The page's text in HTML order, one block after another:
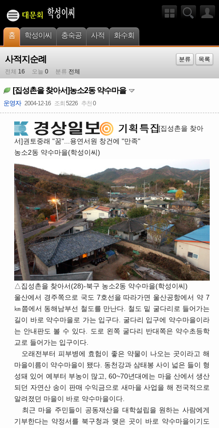
홈 학성이씨 충숙공 사적 화수회
사적지순례 분류
목록
전체 16 오늘 0 분류 전체
[집성촌을 찾아서]농소2동 약수마을
운영자 2004-12-16 조회 5226 추천 0
[집성촌을 찾아
서]권토중래 "꿈"...용연서원 창건에 "만족"
농소2동 약수마을(학성이씨)
△집성촌을 찾아서(28)-북구 농소2동 약수마을(학성이씨)
울산에서 경주쪽으로 국도 7호선을 따라가면 울산공항에서 약 7
㎞쯤에서 동해남부선 철도를 만난다. 철도 밑 굴다리로 들어가는
길이 바로 약수마을로 가는 입구다. 굴다리 입구에 약수마을이라
는 안내판도 볼 수 있다. 도로 왼쪽 굴다리 반대쪽은 약수초등학
교로 들어가는 입구이다.
오래전부터 피부병에 효험이 좋은 약물이 나오는 곳이라고 해
마을이름이 약수마을이 됐다. 동천강과 삼태봉 사이 넓은 들이 형
성돼 있어 예부터 부농이 많고, 60~70년대에는 마을 산에서 생산
되던 자연산 송이 판매 수익금으로 새마을 사업을 해 전국적으로
알려졌던 마을이 바로 약수마을이다.
최근 마을 주민들이 공동재산을 대학설립을 원하는 사람에게
기부한다는 약정서를 북구청과 맺은 곳이 바로 약수마을이기도